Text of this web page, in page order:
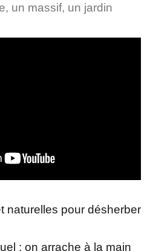
un massif, un jardin
naturelles pour désherber
: on arrache à la main